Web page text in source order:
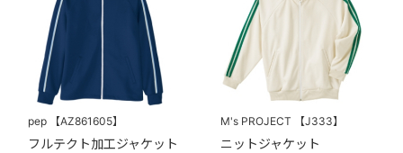
pep 【AZ861605】
フルテクト加工ジャケット
M's PROJECT 【J333】
ニットジャケット